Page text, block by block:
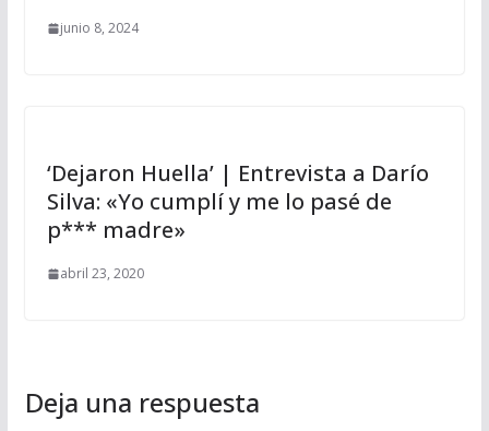
junio 8, 2024
‘Dejaron Huella’ | Entrevista a Darío
Silva: «Yo cumplí y me lo pasé de
p*** madre»
abril 23, 2020
Deja una respuesta